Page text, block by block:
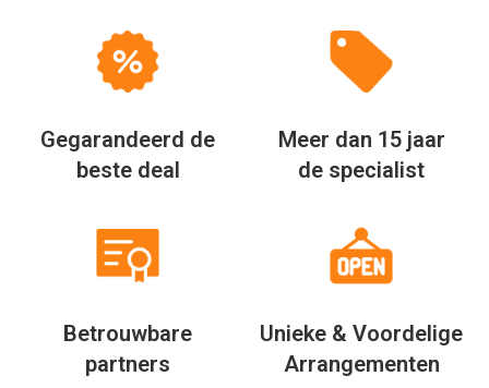
Gegarandeerd de
beste deal
Meer dan 15 jaar
de specialist
Betrouwbare
partners
Unieke & Voordelige
Arrangementen